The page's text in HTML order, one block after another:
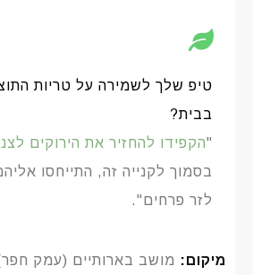
טיפ שלך לשמירה על טריות
בבית?
"הקפידו להחזיר את הירוקים
בסמוך לקנייה זה, התייחסו
לזר פרחים".
מיקום: מושב בארותיים (עמק